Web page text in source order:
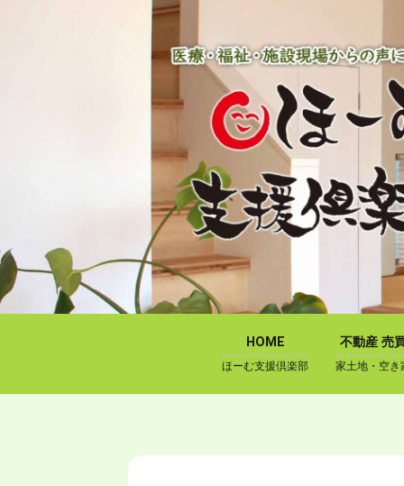
HOME
ほーむ支援倶楽部
不動産 売
家土地・空き